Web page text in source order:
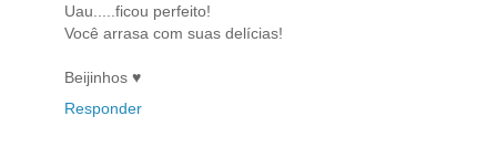
Uau.....ficou perfeito!
Você arrasa com suas delícias!
Beijinhos ♥
Responder